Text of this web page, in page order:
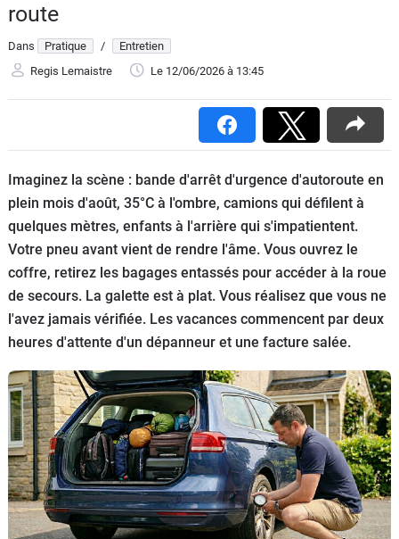
d'achat
Electriques
Auto
Services
Forum
Moto
route
Dans Pratique /
Entretien
Regis Lemaistre
Le 12/06/2026 à 13:45
Imaginez la scène : bande d'arrêt d'urgence d'autoroute en
plein mois d'août, 35°C à l'ombre, camions qui défilent à
quelques mètres, enfants à l'arrière qui s'impatientent.
Votre pneu avant vient de rendre l'âme. Vous ouvrez le
coffre, retirez les bagages entassés pour accéder à la roue
de secours. La galette est à plat. Vous réalisez que vous ne
l'avez jamais vérifiée. Les vacances commencent par deux
heures d'attente d'un dépanneur et une facture salée.